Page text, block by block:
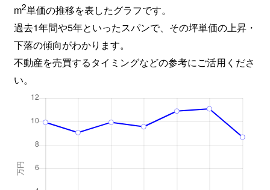
m2単価の推移を表したグラフです。
過去1年間や5年といったスパンで、その坪単価の上昇・
下落の傾向がわかります。
不動産を売買するタイミングなどの参考にご活用くださ
い。